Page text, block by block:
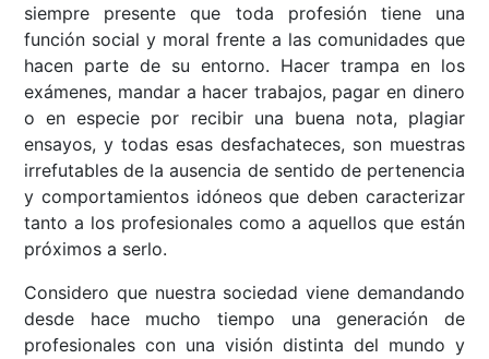
siempre presente que toda profesión tiene una
función social y moral frente a las comunidades que
hacen parte de su entorno. Hacer trampa en los
exámenes, mandar a hacer trabajos, pagar en dinero
o en especie por recibir una buena nota, plagiar
ensayos, y todas esas desfachateces, son muestras
irrefutables de la ausencia de sentido de pertenencia
y comportamientos idóneos que deben caracterizar
tanto a los profesionales como a aquellos que están
próximos a serlo.
Considero que nuestra sociedad viene demandando
desde hace mucho tiempo una generación de
profesionales con una visión distinta del mundo y